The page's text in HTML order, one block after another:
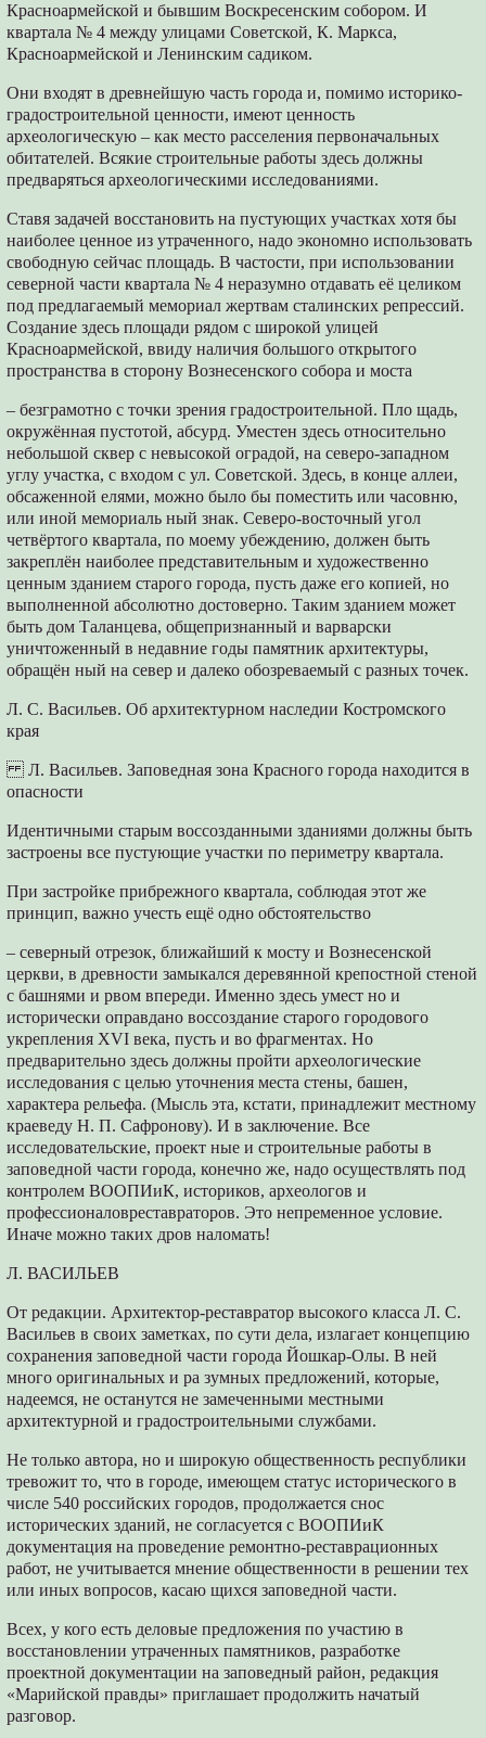
Красноармейской и бывшим Воскресенским собором. И
квартала № 4 между улицами Советской, К. Маркса,
Красноармейской и Ленинским садиком.
Они входят в древнейшую часть города и, помимо историко-
градостроительной ценности, имеют ценность
археологическую – как место расселения первоначальных
обитателей. Всякие строительные работы здесь должны
предваряться археологическими исследованиями.
Ставя задачей восстановить на пустующих участках хотя бы
наиболее ценное из утраченного, надо экономно использовать
свободную сейчас площадь. В частости, при использовании
северной части квартала № 4 неразумно отдавать её целиком
под предлагаемый мемориал жертвам сталинских репрессий.
Создание здесь площади рядом с широкой улицей
Красноармейской, ввиду наличия большого открытого
пространства в сторону Вознесенского собора и моста
– безграмотно с точки зрения градостроительной. Пло щадь,
окружённая пустотой, абсурд. Уместен здесь относительно
небольшой сквер с невысокой оградой, на северо-западном
углу участка, с входом с ул. Советской. Здесь, в конце аллеи,
обсаженной елями, можно было бы поместить или часовню,
или иной мемориаль ный знак. Северо-восточный угол
четвёртого квартала, по моему убеждению, должен быть
закреплён наиболее представительным и художественно
ценным зданием старого города, пусть даже его копией, но
выполненной абсолютно достоверно. Таким зданием может
быть дом Таланцева, общепризнанный и варварски
уничтоженный в недавние годы памятник архитектуры,
обращён ный на север и далеко обозреваемый с разных точек.
Л. С. Васильев. Об архитектурном наследии Костромского
края
Л. Васильев. Заповедная зона Красного города находится в
опасности
Идентичными старым воссозданными зданиями должны быть
застроены все пустующие участки по периметру квартала.
При застройке прибрежного квартала, соблюдая этот же
принцип, важно учесть ещё одно обстоятельство
– северный отрезок, ближайший к мосту и Вознесенской
церкви, в древности замыкался деревянной крепостной стеной
с башнями и рвом впереди. Именно здесь умест но и
исторически оправдано воссоздание старого городового
укрепления XVI века, пусть и во фрагментах. Но
предварительно здесь должны пройти археологические
исследования с целью уточнения места стены, башен,
характера рельефа. (Мысль эта, кстати, принадлежит местному
краеведу Н. П. Сафронову). И в заключение. Все
исследовательские, проект ные и строительные работы в
заповедной части города, конечно же, надо осуществлять под
контролем ВООПИиК, историков, археологов и
профессионаловреставраторов. Это непременное условие.
Иначе можно таких дров наломать!
Л. ВАСИЛЬЕВ
От редакции. Архитектор-реставратор высокого класса Л. С.
Васильев в своих заметках, по сути дела, излагает концепцию
сохранения заповедной части города Йошкар-Олы. В ней
много оригинальных и ра зумных предложений, которые,
надеемся, не останутся не замеченными местными
архитектурной и градостроительными службами.
Не только автора, но и широкую общественность республики
тревожит то, что в городе, имеющем статус исторического в
числе 540 российских городов, продолжается снос
исторических зданий, не согласуется с ВООПИиК
документация на проведение ремонтно-реставрационных
работ, не учитывается мнение общественности в решении тех
или иных вопросов, касаю щихся заповедной части.
Всех, у кого есть деловые предложения по участию в
восстановлении утраченных памятников, разработке
проектной документации на заповедный район, редакция
«Марийской правды» приглашает продолжить начатый
разговор.